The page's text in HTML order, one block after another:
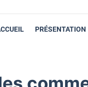
PRÉSENTATION